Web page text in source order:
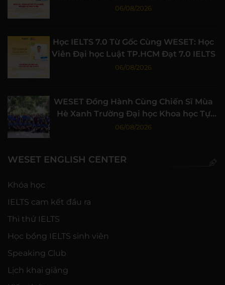
Học Tập Chất Lượng
06/08/2026
Học IELTS 7.0 Từ Gốc Cùng WESET: Học
Viên Đại học Luật TP.HCM Đạt 7.0 IELTS
06/08/2026
WESET Đồng Hành Cùng Chiến Sĩ Mùa
Hè Xanh Trường Đại học Khoa học Tự
nhiên, ĐHQG-HCM
06/08/2026
WESET ENGLISH CENTER
Khóa học
IELTS cam kết đầu ra
Thi thử IELTS
Học bổng IELTS sinh viên
Speaking Club
Lịch khai giảng